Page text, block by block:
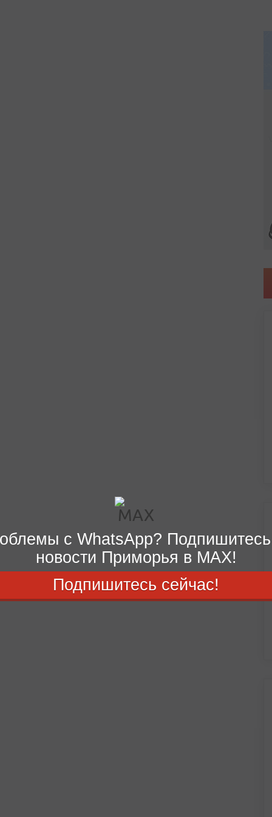
с WhatsApp?
новости Приморья в MAX!
Подпишитесь сейчас!